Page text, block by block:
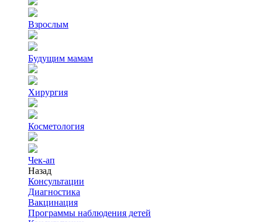
Взрослым
Будущим мамам
Хирургия
Косметология
Чек-ап
Назад
Консультации
Диагностика
Вакцинация
Программы наблюдения детей